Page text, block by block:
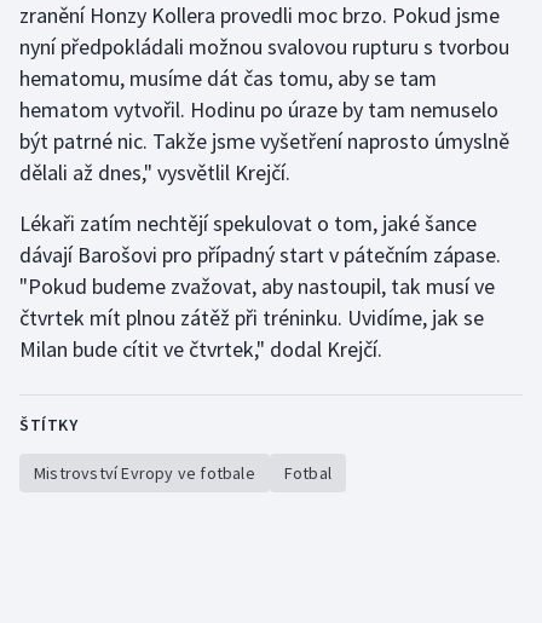
Stolní tenis
Triatlon
Veslování
Vodní slalom
Volejbal
Ostatní
zranění Honzy Kollera provedli moc brzo. Pokud jsme
nyní předpokládali možnou svalovou rupturu s tvorbou
hematomu, musíme dát čas tomu, aby se tam
hematom vytvořil. Hodinu po úraze by tam nemuselo
být patrné nic. Takže jsme vyšetření naprosto úmyslně
dělali až dnes," vysvětlil Krejčí.
Lékaři zatím nechtějí spekulovat o tom, jaké šance
dávají Barošovi pro případný start v pátečním zápase.
"Pokud budeme zvažovat, aby nastoupil, tak musí ve
čtvrtek mít plnou zátěž při tréninku. Uvidíme, jak se
Milan bude cítit ve čtvrtek," dodal Krejčí.
ŠTÍTKY
Mistrovství Evropy ve fotbale Fotbal